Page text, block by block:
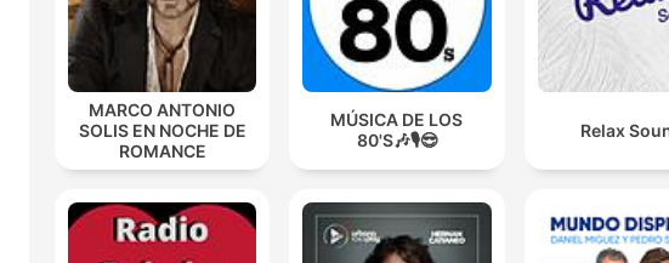
MARCO ANTONIO
SOLIS EN NOCHE DE
ROMANCE
MÚSICA DE LOS
80'S🎶🎙️😎
Relax